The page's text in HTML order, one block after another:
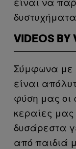
VIDEOS BY
Σύμφωνα με
είναι
φύση μας οι
κεραίες
δυσάρεστα
από παιδιά